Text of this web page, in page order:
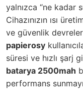
yalnızca “ne kadar
Cihazınızın ısı
ve güvenlik
papierosy
süresi ve hızlı şarj
batarya 2500mah
performans